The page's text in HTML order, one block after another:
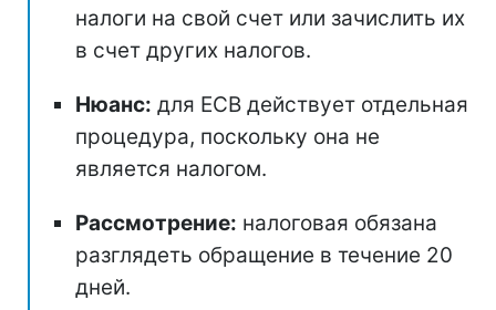
налоги на свой счет или зачислить их
в счет других налогов.
Нюанс: для ЕСВ действует отдельная
процедура, поскольку она не
является налогом.
Рассмотрение: налоговая обязана
разглядеть обращение в течение 20
дней.